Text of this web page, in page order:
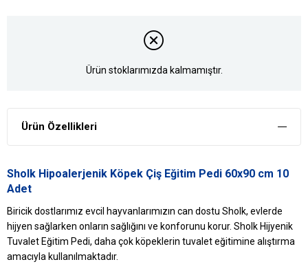
Ürün stoklarımızda kalmamıştır.
Ürün Özellikleri
Sholk Hipoalerjenik Köpek Çiş Eğitim Pedi 60x90 cm 10
Adet
Biricik dostlarımız evcil hayvanlarımızın can dostu Sholk, evlerde
hijyen sağlarken onların sağlığını ve konforunu korur. Sholk Hijyenik
Tuvalet Eğitim Pedi, daha çok köpeklerin tuvalet eğitimine alıştırma
amacıyla kullanılmaktadır.